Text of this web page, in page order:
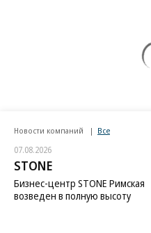
Новости компаний Все
07.08.2026
STONE
Бизнес-центр STONE Римская
возведен в полную высоту